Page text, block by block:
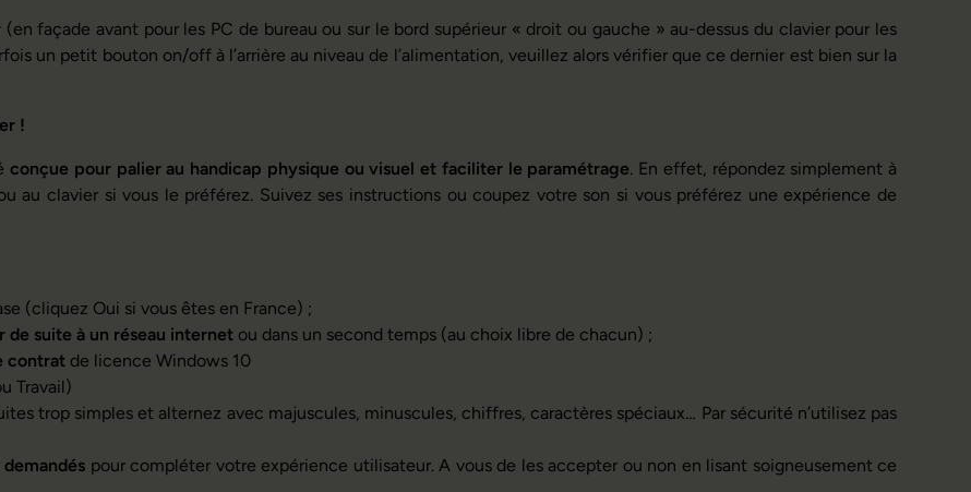
(en façade avant pour les PC de bureau ou sur le bord supérieur « droit ou gauche » au-dessus du clavier pour les
un petit bouton on/off à l’arrière au niveau de l’alimentation, veuillez alors vérifier que ce dernier est bien sur la
!
conçue pour palier au handicap physique ou visuel et faciliter le paramétrage. En effet, répondez simplement à
au clavier si vous le préférez. Suivez ses instructions ou coupez votre son si vous préférez une expérience de
(cliquez Oui si vous êtes en France) ;
de suite à un réseau internet ou dans un second temps (au choix libre de chacun) ;
contrat de licence Windows 10
Travail)
trop simples et alternez avec majuscules, minuscules, chiffres, caractères spéciaux… Par sécurité n’utilisez pas
pour compléter votre expérience utilisateur. A vous de les accepter ou non en lisant soigneusement ce